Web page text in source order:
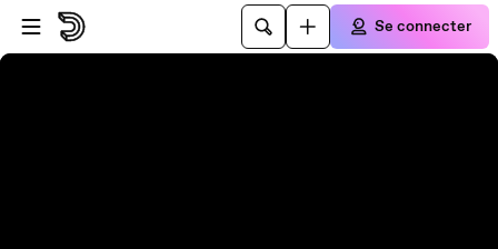
Passer au player
Passer au contenu principal
Se connecter